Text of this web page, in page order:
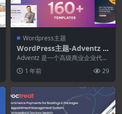
Wordpress主题
WordPress主题-Adventz 2.
0.2–企业业务WordPress主
题
Adventz 是一个高级商业企业代理
WordPress 主题。使用 Adve...
1 年前 29